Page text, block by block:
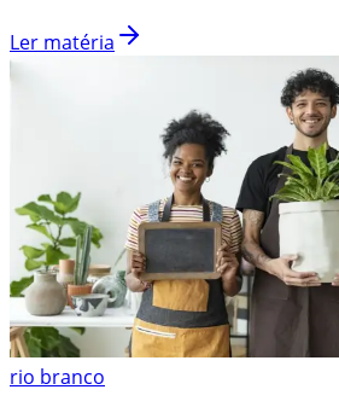
Ler matéria
rio branco